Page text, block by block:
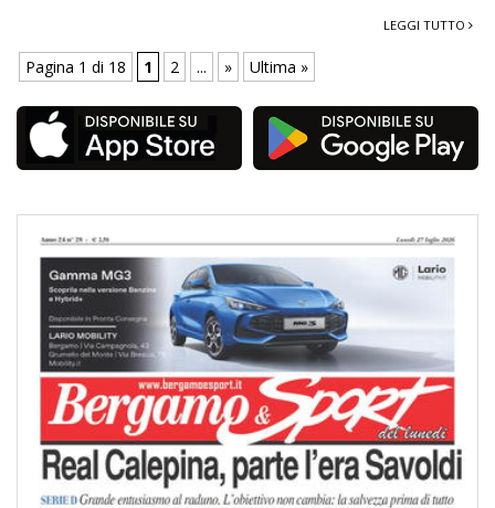
LEGGI TUTTO
Pagina 1 di 18 1 2 ... » Ultima »